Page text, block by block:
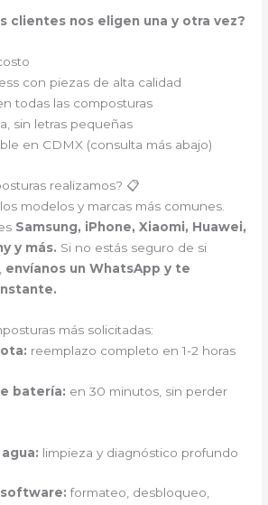
clientes nos eligen una y otra vez?
con piezas de alta calidad
todas las composturas
sin letras pequeñas
en CDMX (consulta más abajo)
realizamos? 📋
modelos y marcas más comunes.
Samsung, iPhone, Xiaomi, Huawei,
y más. Si no estás seguro de si
envíanos un WhatsApp y te
más solicitadas:
reemplazo completo en 1-2 horas
batería: en 30 minutos, sin perder
limpieza y diagnóstico profundo
formateo, desbloqueo,